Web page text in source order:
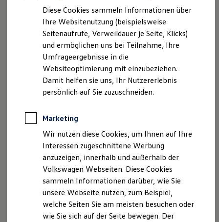
Behörden
Direktkunden
Sonderfahrzeuge
Anpfiff zum Gewinn
Elektromobilität
Elektroautos
ID. Tutorials
Elektrofahrzeugkonzepte
ID. EVERY1
Reichweite
Rekuperation
Laden unterwegs
Laden Zuhause
Ladestationen finden
Ladezeitensimulator
Batterie
Sicherheit
Nachhaltigkeit
Technologie
Kosten und Kauf
Der neue ID.3 Neo
So geht neu. Klar im Design. Stark im Alltag.
Entdecken Sie jetzt den neuen ID.3 Neo!
Mehr zum ID.3 Neo erfahren
Diese Cookies sammeln Informationen über
Ihre Websitenutzung (beispielsweise
Seitenaufrufe, Verweildauer je Seite, Klicks)
und ermöglichen uns bei Teilnahme, Ihre
Umfrageergebnisse in die
Websiteoptimierung mit einzubeziehen.
Damit helfen sie uns, Ihr Nutzererlebnis
persönlich auf Sie zuzuschneiden.
Marketing
Wir nutzen diese Cookies, um Ihnen auf Ihre
Interessen zugeschnittene Werbung
anzuzeigen, innerhalb und außerhalb der
Volkswagen Webseiten. Diese Cookies
sammeln Informationen darüber, wie Sie
unsere Webseite nutzen, zum Beispiel,
welche Seiten Sie am meisten besuchen oder
wie Sie sich auf der Seite bewegen. Der